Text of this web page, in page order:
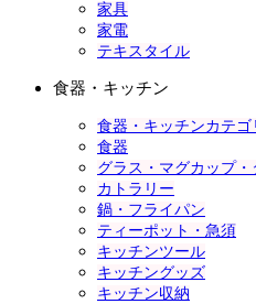
家具
家電
テキスタイル
食器・キッチン
食器・キッチンカテゴ
食器
グラス・マグカップ・
カトラリー
鍋・フライパン
ティーポット・急須
キッチンツール
キッチングッズ
キッチン収納